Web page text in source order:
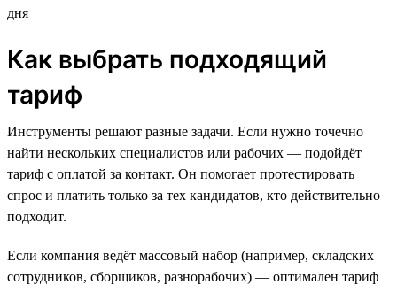
дня
Как выбрать подходящий
тариф
Инструменты решают разные задачи. Если нужно точечно
найти нескольких специалистов или рабочих — подойдёт
тариф с оплатой за контакт. Он помогает протестировать
спрос и платить только за тех кандидатов, кто действительно
подходит.
Если компания ведёт массовый набор (например, складских
сотрудников, сборщиков, разнорабочих) — оптимален тариф